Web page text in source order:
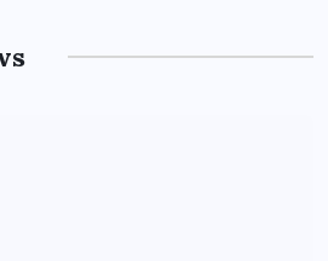
3 СЕРПНЯ, 2026